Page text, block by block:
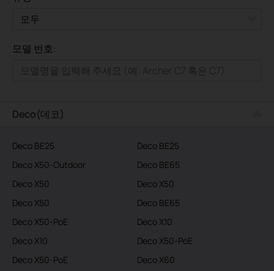
모두
기업용
모델 번호:
Deco(데코)
Deco BE25
Deco BE25
Deco X50-Outdoor
Deco BE65
Deco X50
Deco X50
Deco X50
Deco BE65
Deco X50-PoE
Deco X10
Deco X10
Deco X50-PoE
Deco X50-PoE
Deco X60